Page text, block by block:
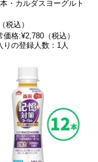
・カルダスヨーグルト
税込）
価格:¥2,780（税込）
りの登録人数：1人